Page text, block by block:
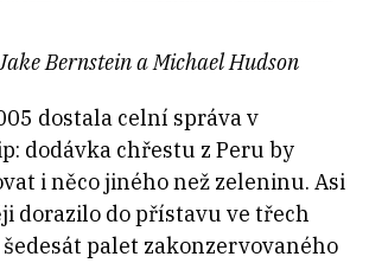
Bernstein a Michael Hudson
dostala celní správa v
dodávka chřestu z Peru by
i něco jiného než zeleninu. Asi
dorazilo do přístavu ve třech
palet zakonzervovaného